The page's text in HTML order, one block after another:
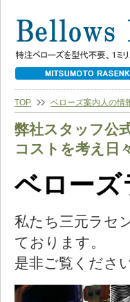
TOP ベローズ案内人の情
弊社スタッフ公
コストを考え日
ベローズ
私たち三元ラセ
ております。
是非ご覧くださ